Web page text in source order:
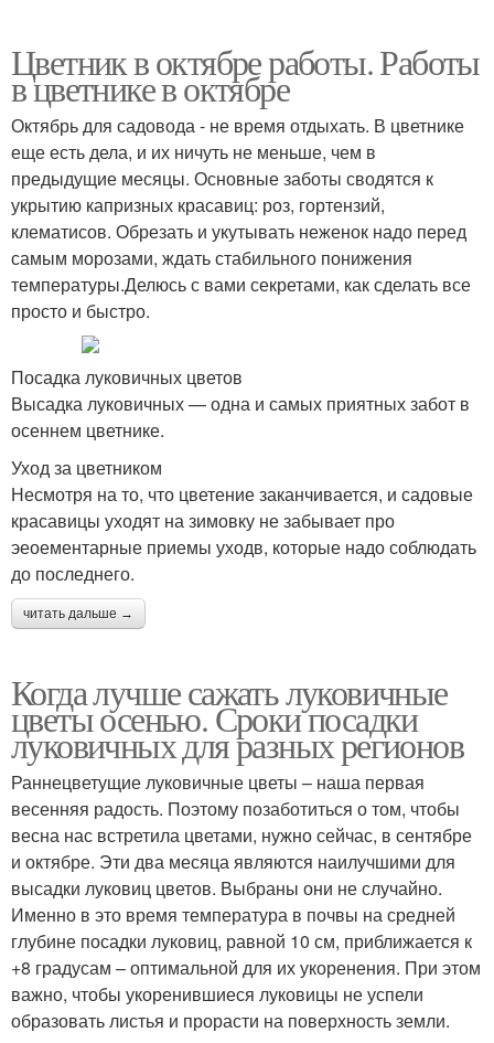
Цветник в октябре работы. Работы
в цветнике в октябре
Октябрь для садовода - не время отдыхать. В цветнике
еще есть дела, и их ничуть не меньше, чем в
предыдущие месяцы. Основные заботы сводятся к
укрытию капризных красавиц: роз, гортензий,
клематисов. Обрезать и укутывать неженок надо перед
самым морозами, ждать стабильного понижения
температуры.Делюсь с вами секретами, как сделать все
просто и быстро.
Посадка луковичных цветов
Высадка луковичных — одна и самых приятных забот в
осеннем цветнике.
Уход за цветником
Несмотря на то, что цветение заканчивается, и садовые
красавицы уходят на зимовку не забывает про
эеоементарные приемы уходв, которые надо соблюдать
до последнего.
читать дальше →
Когда лучше сажать луковичные
цветы осенью. Сроки посадки
луковичных для разных регионов
Раннецветущие луковичные цветы – наша первая
весенняя радость. Поэтому позаботиться о том, чтобы
весна нас встретила цветами, нужно сейчас, в сентябре
и октябре. Эти два месяца являются наилучшими для
высадки луковиц цветов. Выбраны они не случайно.
Именно в это время температура в почвы на средней
глубине посадки луковиц, равной 10 см, приближается к
+8 градусам – оптимальной для их укоренения. При этом
важно, чтобы укоренившиеся луковицы не успели
образовать листья и прорасти на поверхность земли.